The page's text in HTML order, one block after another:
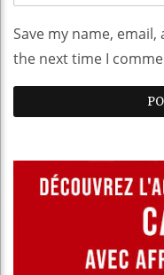
Save my name,
the next time I